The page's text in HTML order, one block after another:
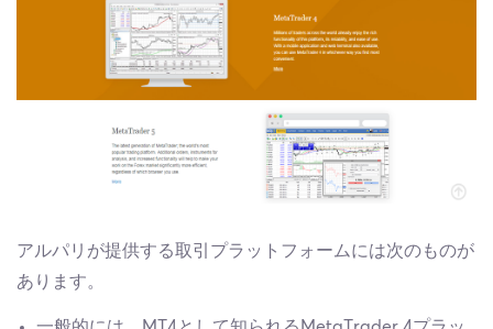
アルパリが提供する取引プラットフォームには次のものが
あります。